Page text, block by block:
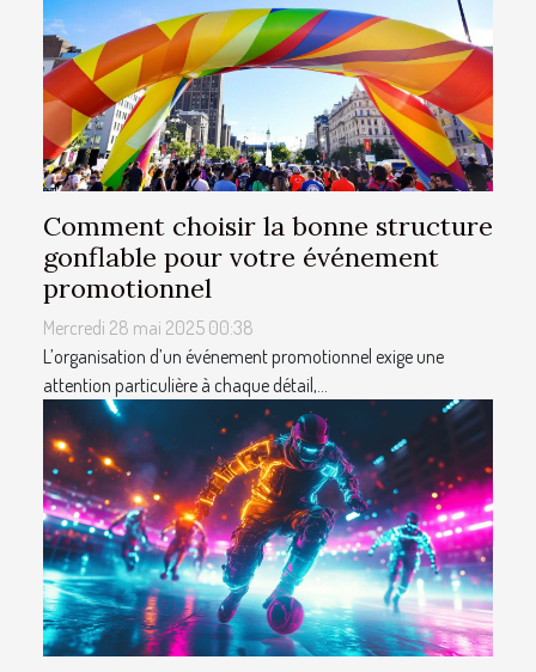
Comment choisir la bonne structure
gonflable pour votre événement
promotionnel
Mercredi 28 mai 2025 00:38
L’organisation d’un événement promotionnel exige une
attention particulière à chaque détail,...